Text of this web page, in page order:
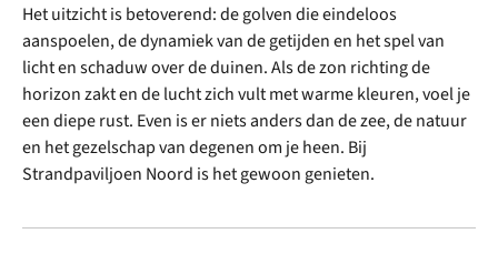
Het uitzicht is betoverend: de golven die eindeloos
aanspoelen, de dynamiek van de getijden en het spel van
licht en schaduw over de duinen. Als de zon richting de
horizon zakt en de lucht zich vult met warme kleuren, voel je
een diepe rust. Even is er niets anders dan de zee, de natuur
en het gezelschap van degenen om je heen. Bij
Strandpaviljoen Noord is het gewoon genieten.